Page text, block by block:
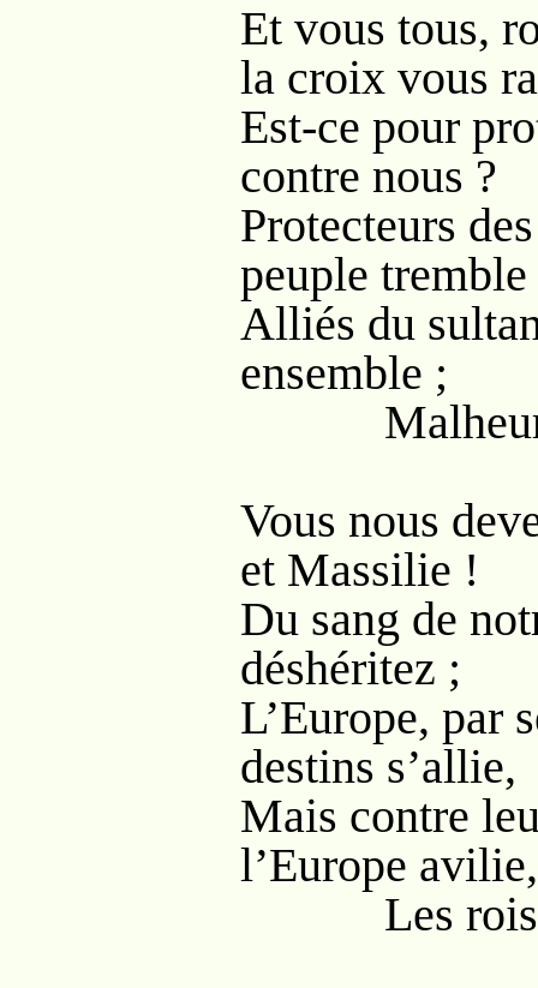
Et vous tous,
la croix vous
Est-ce pour
contre nous ?
Protecteurs
peuple
Alliés du
ensemble ;
Malheur !
Vous nous
et Massilie !
Du sang de
déshéritez ;
L’Europe, par
destins s’allie,
Mais contre
l’Europe avilie,
Les rois